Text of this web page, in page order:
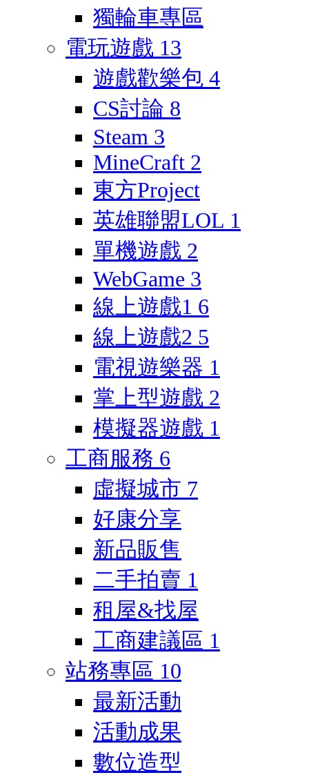
獨輪車專區
電玩遊戲 13
遊戲歡樂包 4
CS討論 8
Steam 3
MineCraft 2
東方Project
英雄聯盟LOL 1
單機遊戲 2
WebGame 3
線上遊戲1 6
線上遊戲2 5
電視遊樂器 1
掌上型遊戲 2
模擬器遊戲 1
工商服務 6
虛擬城市 7
好康分享
新品販售
二手拍賣 1
租屋&找屋
工商建議區 1
站務專區 10
最新活動
活動成果
數位造型